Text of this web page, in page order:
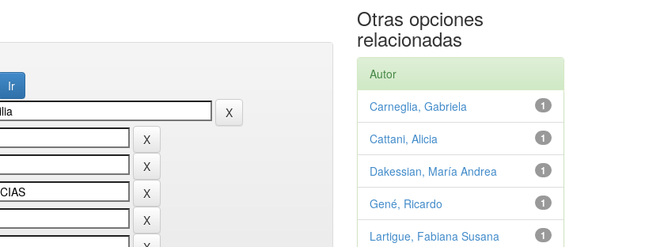
Otras opciones
relacionadas
Autor
1
Carneglia, Gabriela
1
Cattani, Alicia
1
Dakessian, María Andrea
1
Gené, Ricardo
1
Lartigue, Fabiana Susana